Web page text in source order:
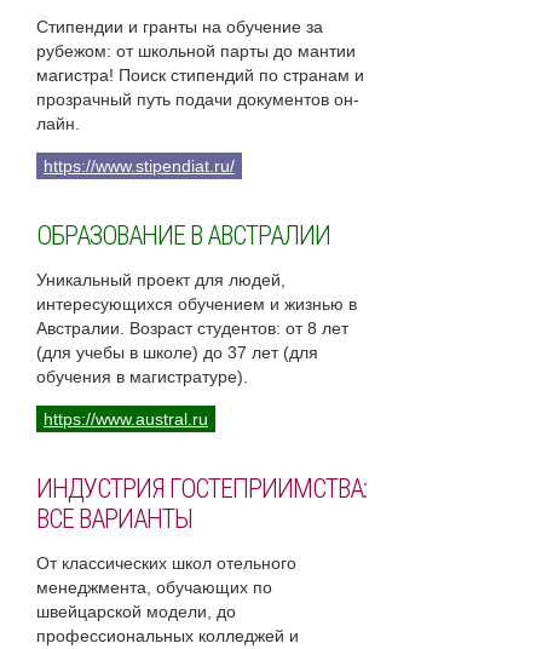
Стипендии и гранты на обучение за
рубежом: от школьной парты до мантии
магистра! Поиск стипендий по странам и
прозрачный путь подачи документов он-
лайн.
https://www.stipendiat.ru/
ОБРАЗОВАНИЕ В АВСТРАЛИИ
Уникальный проект для людей,
интересующихся обучением и жизнью в
Австралии. Возраст студентов: от 8 лет
(для учебы в школе) до 37 лет (для
обучения в магистратуре).
https://www.austral.ru
ИНДУСТРИЯ ГОСТЕПРИИМСТВА:
ВСЕ ВАРИАНТЫ
От классических школ отельного
менеджмента, обучающих по
швейцарской модели, до
профессиональных колледжей и